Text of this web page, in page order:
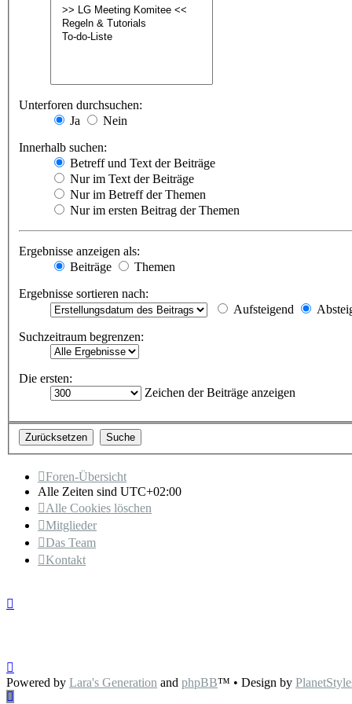
Unterforen durchsuchen:
Ja
Nein
Innerhalb suchen:
Betreff und Text der Beiträge
Nur im Text der Beiträge
Nur im Betreff der Themen
Nur im ersten Beitrag der Themen
Ergebnisse anzeigen als:
Beiträge
Themen
Ergebnisse sortieren nach:
Aufsteigend
Suchzeitraum begrenzen:
Die ersten:
Zeichen der Beiträge anzeigen
Foren-Übersicht
Alle Zeiten sind UTC+02:00
Alle Cookies löschen
Mitglieder
Das Team
Kontakt
Powered by Lara's Generation and phpBB™ • Design by